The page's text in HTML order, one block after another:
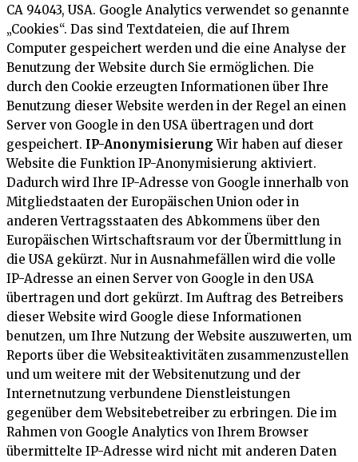
CA 94043, USA. Google Analytics verwendet so genannte
„Cookies“. Das sind Textdateien, die auf Ihrem
Computer gespeichert werden und die eine Analyse der
Benutzung der Website durch Sie ermöglichen. Die
durch den Cookie erzeugten Informationen über Ihre
Benutzung dieser Website werden in der Regel an einen
Server von Google in den USA übertragen und dort
gespeichert. IP-Anonymisierung Wir haben auf dieser
Website die Funktion IP-Anonymisierung aktiviert.
Dadurch wird Ihre IP-Adresse von Google innerhalb von
Mitgliedstaaten der Europäischen Union oder in
anderen Vertragsstaaten des Abkommens über den
Europäischen Wirtschaftsraum vor der Übermittlung in
die USA gekürzt. Nur in Ausnahmefällen wird die volle
IP-Adresse an einen Server von Google in den USA
übertragen und dort gekürzt. Im Auftrag des Betreibers
dieser Website wird Google diese Informationen
benutzen, um Ihre Nutzung der Website auszuwerten, um
Reports über die Websiteaktivitäten zusammenzustellen
und um weitere mit der Websitenutzung und der
Internetnutzung verbundene Dienstleistungen
gegenüber dem Websitebetreiber zu erbringen. Die im
Rahmen von Google Analytics von Ihrem Browser
übermittelte IP-Adresse wird nicht mit anderen Daten